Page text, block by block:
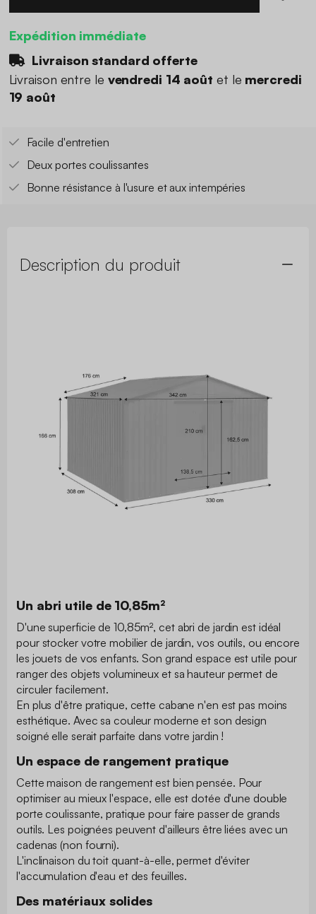
Expédition immédiate
Livraison standard offerte
Livraison entre le vendredi 14 août et le mercredi
19 août
Facile d'entretien
Deux portes coulissantes
Bonne résistance à l'usure et aux intempéries
Description du produit
Un abri utile de 10,85m²
D'une superficie de 10,85m², cet abri de jardin est idéal
pour stocker votre mobilier de jardin, vos outils, ou encore
les jouets de vos enfants. Son grand espace est utile pour
ranger des objets volumineux et sa hauteur permet de
circuler facilement.
En plus d'être pratique, cette cabane n'en est pas moins
esthétique. Avec sa couleur moderne et son design
soigné elle serait parfaite dans votre jardin !
Un espace de rangement pratique
Cette maison de rangement est bien pensée. Pour
optimiser au mieux l'espace, elle est dotée d'une double
porte coulissante, pratique pour faire passer de grands
outils. Les poignées peuvent d'ailleurs être liées avec un
cadenas (non fourni).
L'inclinaison du toit quant-à-elle, permet d'éviter
l'accumulation d'eau et des feuilles.
Des matériaux solides